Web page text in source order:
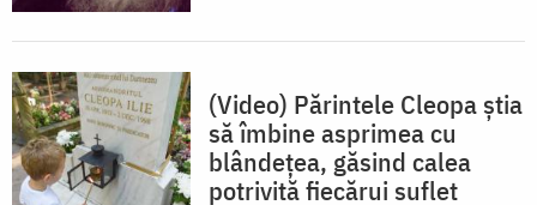
(Video) Părintele Cleopa știa
să îmbine asprimea cu
blândețea, găsind calea
potrivită fiecărui suflet